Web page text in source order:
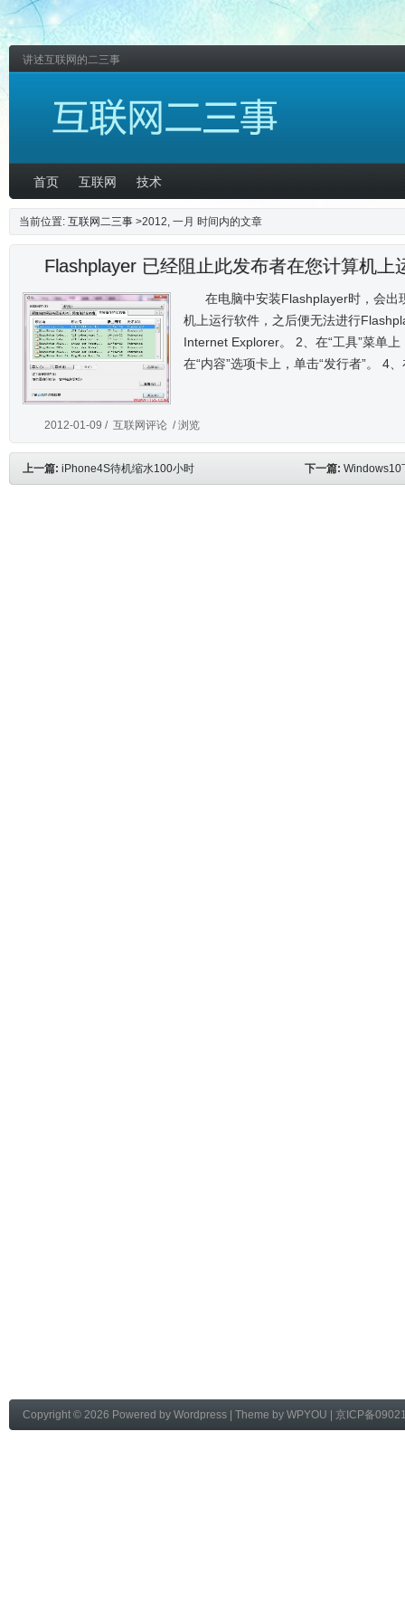
讲述互联网的二三事
首页 互联网 技术
当前位置: 互联网二三事 >2012, 一月 时间内的文章
Flashplayer 已经阻止此发布者在您计算机上
在电脑中安装Flashplayer时，会出
机上运行软件，之后便无法进行
Internet Explorer。 2、在“工具”菜单
在“内容”选项卡上，单击“发行者”。 4
2012-01-09 / 互联网评论 / 浏览
上一篇: iPhone4S待机缩水100小时 下一篇: Windows10
Copyright © 2026 Powered by Wordpress | Theme by WPYOU 京ICP备